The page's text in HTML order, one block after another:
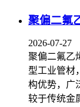
聚偏二氟
2026-07-27
聚偏二氟乙
型工业管材
构优势，广
较于传统金